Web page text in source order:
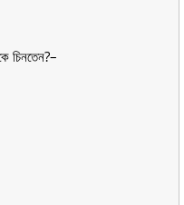
চিনতেন?–